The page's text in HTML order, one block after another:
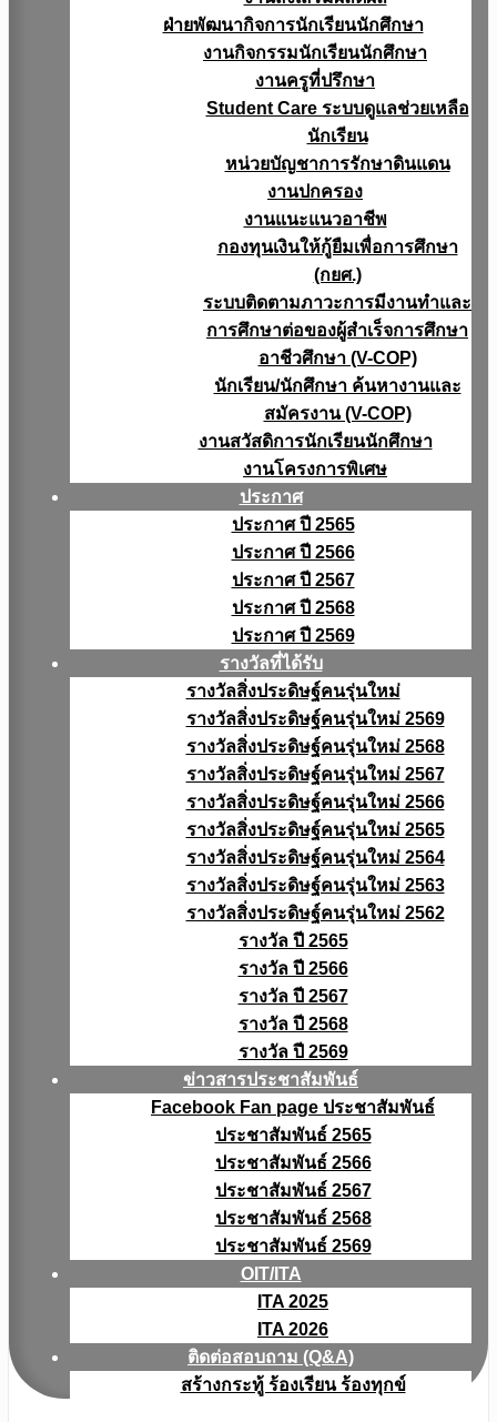
ฝ่ายพัฒนากิจการนักเรียนนักศึกษา
งานกิจกรรมนักเรียนนักศึกษา
งานครูที่ปรึกษา
Student Care ระบบดูแลช่วยเหลือ
นักเรียน
หน่วยบัญชาการรักษาดินแดน
งานปกครอง
งานแนะแนวอาชีพ
กองทุนเงินให้กู้ยืมเพื่อการศึกษา
(กยศ.)
ระบบติดตามภาวะการมีงานทำและ
การศึกษาต่อของผู้สำเร็จการศึกษา
อาชีวศึกษา (V-COP)
นักเรียน/นักศึกษา ค้นหางานและ
สมัครงาน (V-COP)
งานสวัสดิการนักเรียนนักศึกษา
งานโครงการพิเศษ
ประกาศ
ประกาศ ปี 2565
ประกาศ ปี 2566
ประกาศ ปี 2567
ประกาศ ปี 2568
ประกาศ ปี 2569
รางวัลที่ได้รับ
รางวัลสิ่งประดิษฐ์คนรุ่นใหม่
รางวัลสิ่งประดิษฐ์คนรุ่นใหม่ 2569
รางวัลสิ่งประดิษฐ์คนรุ่นใหม่ 2568
รางวัลสิ่งประดิษฐ์คนรุ่นใหม่ 2567
รางวัลสิ่งประดิษฐ์คนรุ่นใหม่ 2566
รางวัลสิ่งประดิษฐ์คนรุ่นใหม่ 2565
รางวัลสิ่งประดิษฐ์คนรุ่นใหม่ 2564
รางวัลสิ่งประดิษฐ์คนรุ่นใหม่ 2563
รางวัลสิ่งประดิษฐ์คนรุ่นใหม่ 2562
รางวัล ปี 2565
รางวัล ปี 2566
รางวัล ปี 2567
รางวัล ปี 2568
รางวัล ปี 2569
ข่าวสารประชาสัมพันธ์
Facebook Fan page ประชาสัมพันธ์
ประชาสัมพันธ์ 2565
ประชาสัมพันธ์ 2566
ประชาสัมพันธ์ 2567
ประชาสัมพันธ์ 2568
ประชาสัมพันธ์ 2569
OIT/ITA
ITA 2025
ITA 2026
ติดต่อสอบถาม (Q&A)
สร้างกระทู้ ร้องเรียน ร้องทุกข์